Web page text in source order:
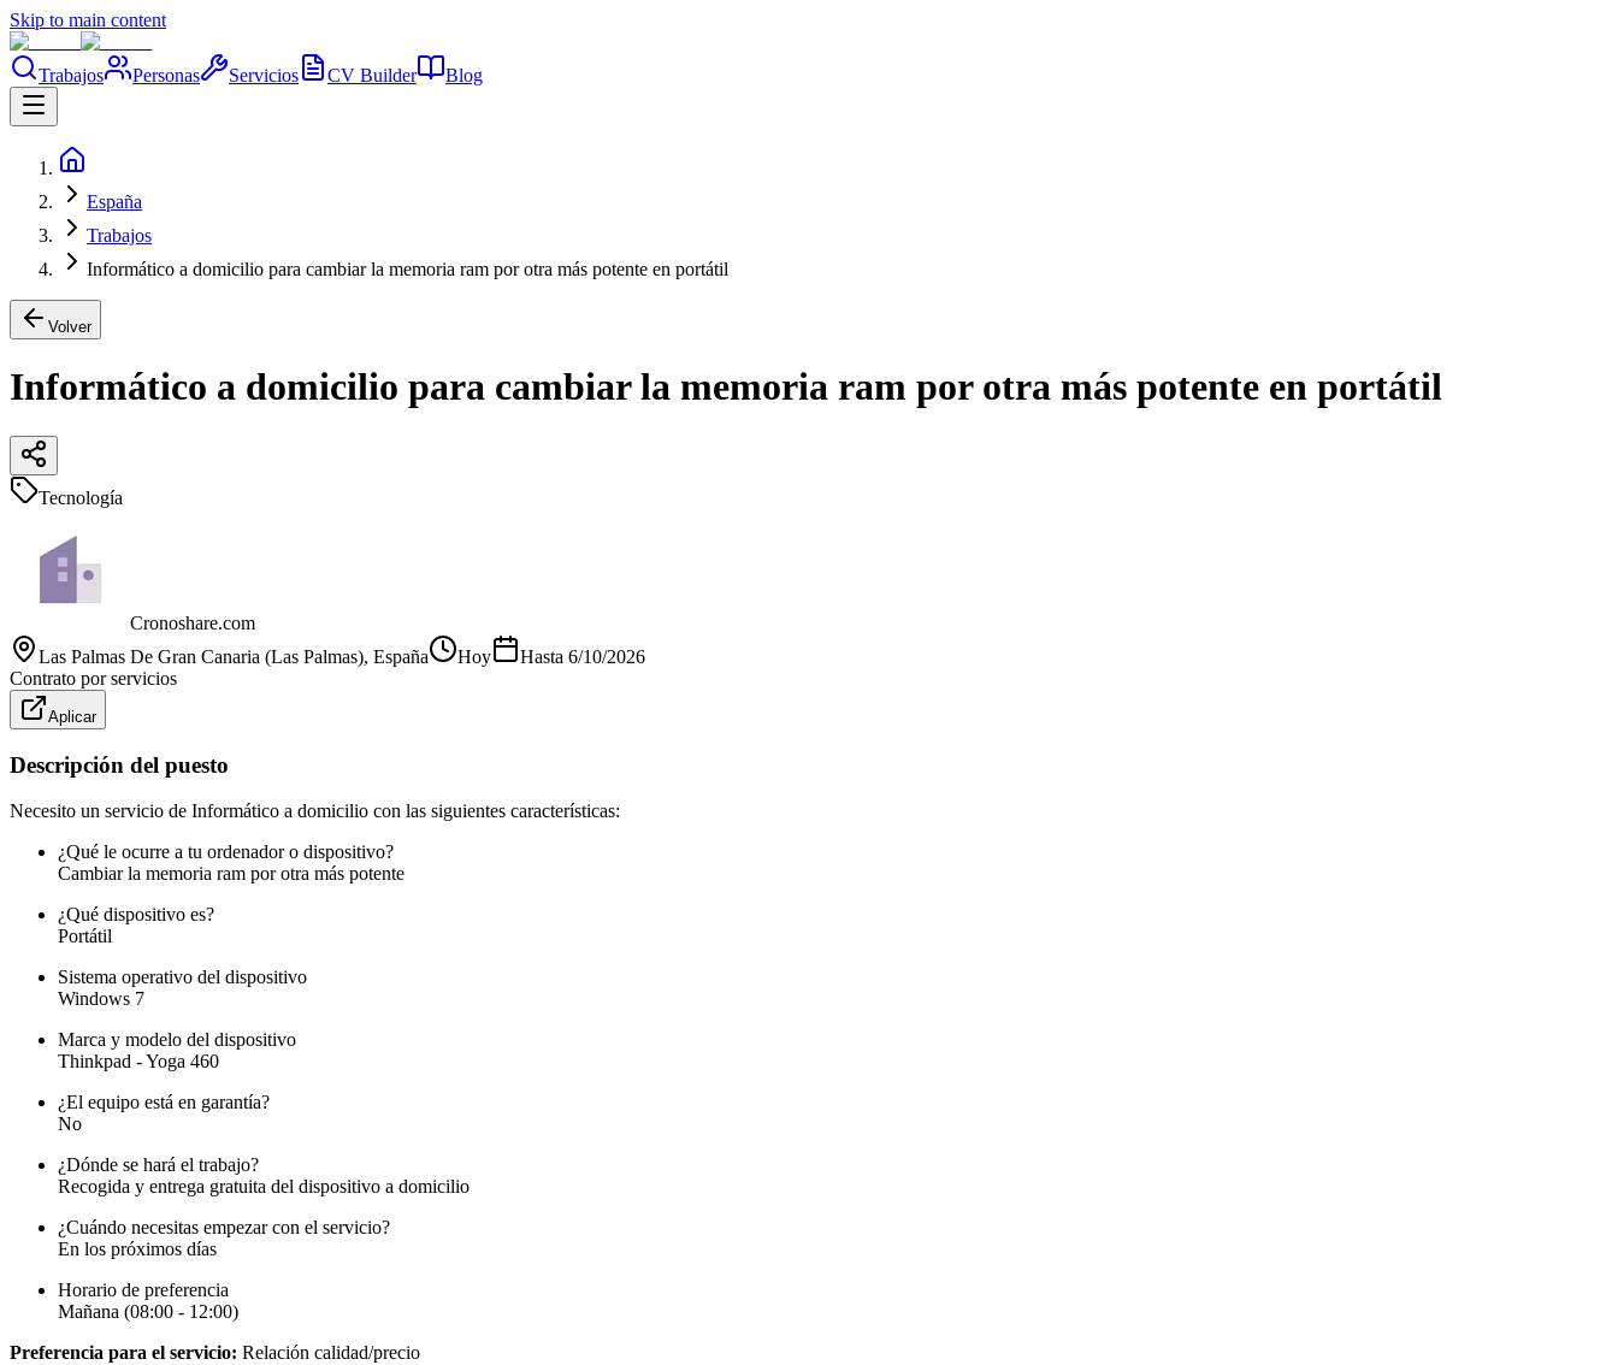
Skip to main content
Trabajos Personas Servicios CV Builder Blog
España
Trabajos
Informático a domicilio para cambiar la memoria ram por otra más potente en portátil
Volver
Informático a domicilio para cambiar la memoria ram por otra más potente en portátil
Tecnología
Cronoshare.com
Las Palmas De Gran Canaria (Las Palmas), España Hoy Hasta 6/10/2026
Contrato por servicios
Aplicar
Descripción del puesto
Necesito un servicio de Informático a domicilio con las siguientes características:
¿Qué le ocurre a tu ordenador o dispositivo?
Cambiar la memoria ram por otra más potente
¿Qué dispositivo es?
Portátil
Sistema operativo del dispositivo
Windows 7
Marca y modelo del dispositivo
Thinkpad - Yoga 460
¿El equipo está en garantía?
No
¿Dónde se hará el trabajo?
Recogida y entrega gratuita del dispositivo a domicilio
¿Cuándo necesitas empezar con el servicio?
En los próximos días
Horario de preferencia
Mañana (08:00 - 12:00)
Preferencia para el servicio: Relación calidad/precio